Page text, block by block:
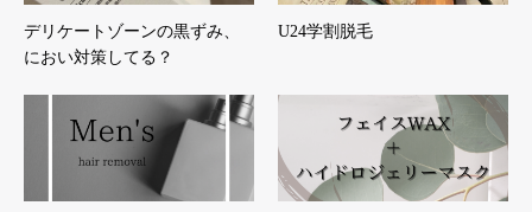
デリケートゾーンの黒ずみ、
におい対策してる？
U24学割脱毛